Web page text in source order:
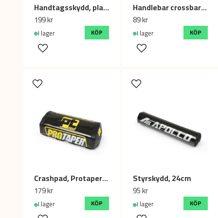
Handtagsskydd, plast
199 kr
I lager KÖP
Handlebar crossbar round chest protector (METAL MULISHA)
89 kr
I lager KÖP
Crashpad, Protaper Svart, 19cm
179 kr
I lager KÖP
Styrskydd, 24cm
95 kr
I lager KÖP